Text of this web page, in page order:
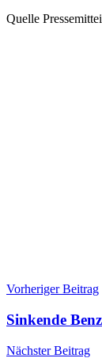
Quelle
Vorheriger Beitrag
Sinkende
Nächster Beitrag